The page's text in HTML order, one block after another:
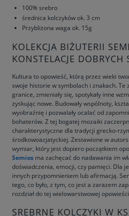
100% srebro
średnica kolczyków ok. 3 cm
Przybliżona waga ok. 15g
KOLEKCJA BIŻUTERII
KONSTELACJE DOBRYCH
Kultura to opowieść, którą przez wieki
swoje historie w symbolach i znakach. Te
granice, zmieniały się, spotykały inne
zyskując nowe. Budowały wspólnoty,
wyobraźnię i pozwalały ocalać od
bohaterów. Z tej bogatej mozaiki
charakterystyczne dla tradycji grecko-
środkowoazjatyckiej. Zestawione w
wymiar, który jest dopiero początkiem
Semios ma zachęcać do nadawania im
doświadczenia, emocji, czy pamięci. Dla
innych przypomnieniem lub afirmacją.
tego, co było, z tym, co jest a zarazem
rozdział do tej wielowarstwowej
SREBRNE KOLCZYKI W